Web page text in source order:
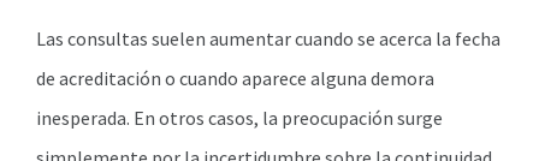
Las consultas suelen aumentar cuando se acerca la fecha
de acreditación o cuando aparece alguna demora
inesperada. En otros casos, la preocupación surge